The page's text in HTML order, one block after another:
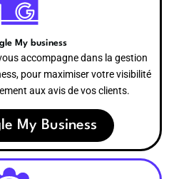
My business
accompagne dans la gestion
pour maximiser votre visibilité
aux avis de vos clients.
My Business